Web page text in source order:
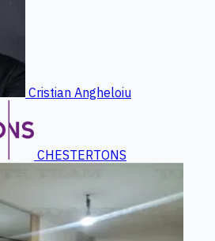
Cristian Angheloiu
CHESTERTONS